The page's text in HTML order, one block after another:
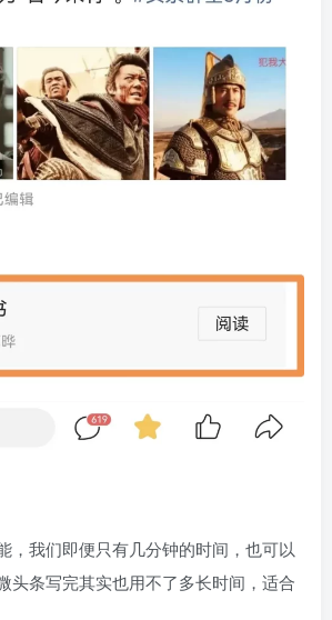
，我们即便只有几分钟的时间，也可以
头条写完其实也用不了多长时间，适合